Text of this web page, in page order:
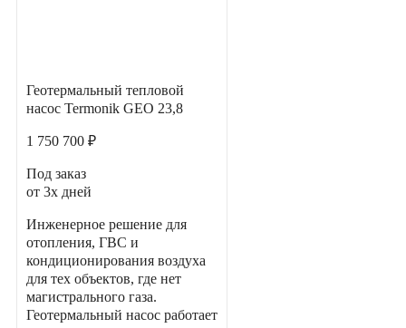
Геотермальный тепловой
насос Termonik GEO 23,8
1 750 700 ₽
Под заказ
от 3х дней
Инженерное решение для
отопления, ГВС и
кондиционирования воздуха
для тех объектов, где нет
магистрального газа.
Геотермальный насос работает